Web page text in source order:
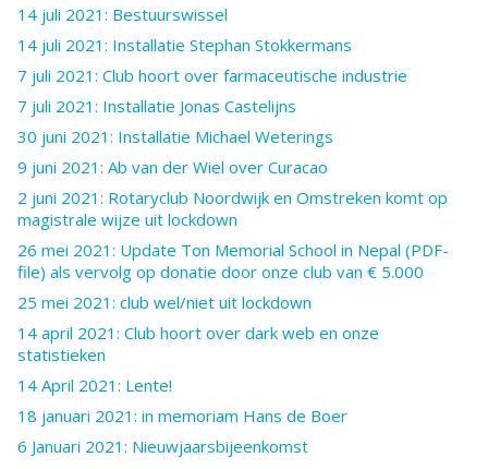
14 juli 2021: Bestuurswissel
14 juli 2021: Installatie Stephan Stokkermans
7 juli 2021: Club hoort over farmaceutische industrie
7 juli 2021: Installatie Jonas Castelijns
30 juni 2021: Installatie Michael Weterings
9 juni 2021: Ab van der Wiel over Curacao
2 juni 2021: Rotaryclub Noordwijk en Omstreken komt op
magistrale wijze uit lockdown
26 mei 2021: Update Ton Memorial School in Nepal (PDF-
file) als vervolg op donatie door onze club van € 5.000
25 mei 2021: club wel/niet uit lockdown
14 april 2021: Club hoort over dark web en onze
statistieken
14 April 2021: Lente!
18 januari 2021: in memoriam Hans de Boer
6 Januari 2021: Nieuwjaarsbijeenkomst